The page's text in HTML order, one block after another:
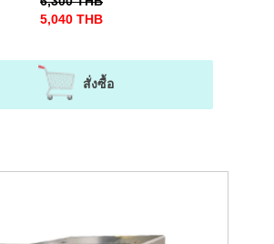
พลังงานไฟฟ้า (kWh) พร้อมทั้งรีเลย์
ตก-ไฟเกินได้ สําหรับระบบไฟ 1 เฟส
5,040 THB
สั่งซื้อ